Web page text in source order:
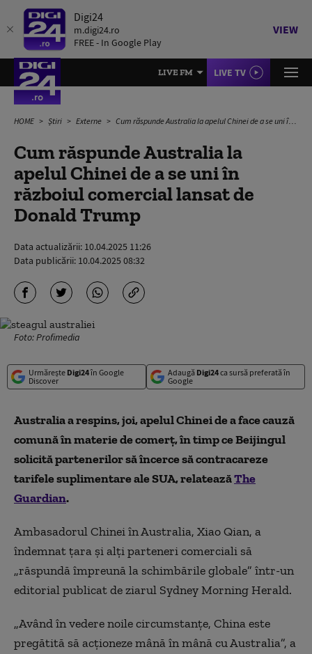
Digi24
m.digi24.ro
FREE - In Google Play
VIEW
LIVE FM LIVE TV
HOME Știri Externe Cum răspunde Australia la apelul Chinei de a se uni în războiul comercial lansat de Donald Trump
Cum răspunde Australia la
apelul Chinei de a se uni în
războiul comercial lansat de
Donald Trump
Data actualizării: 10.04.2025 11:26
Data publicării: 10.04.2025 08:32
Foto: Profimedia
Urmărește Digi24în Google
Discover
Adaugă Digi24ca sursă preferată în
Google
Australia a respins, joi, apelul Chinei de a face cauză
comună în materie de comerţ, în timp ce Beijingul
solicită partenerilor să încerce să contracareze
tarifele suplimentare ale SUA, relateazăThe
Guardian.
Ambasadorul Chinei în Australia, Xiao Qian, a
îndemnat ţara şi alţi parteneri comerciali să
„răspundă împreună la schimbările globale” într-un
editorial publicat de ziarul Sydney Morning Herald.
„Având în vedere noile circumstanţe, China este
pregătită să acţioneze mână în mână cu Australia”, a